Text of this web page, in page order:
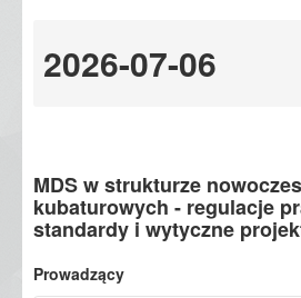
2026-07-06
MDS w strukturze
kubaturowych - regulacje
standardy i wytyczne
Prowadzący